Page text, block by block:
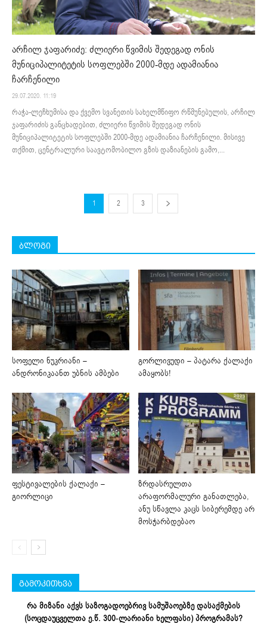
არჩილ ჯაფარიძე: ძლიერი წვიმის შედეგად ონის
მუნიციპალიტეტის სოფლებში 2000-მდე ადამიანია
ჩარჩენილი
29.07.2020. 11:19
რაჭა-ლეჩხუმისა და ქვემო სვანეთის სახელმწიფო რწმუნებულის, არჩილ
ჯაფარიძის განცხადებით, ძლიერი წვიმის შედეგად ონის
მუნიციპალიტეტის სოფლებში 2000-მდე ადამიანია ჩარჩენილი. მისივე
თქმით, ცენტრალური საავტომობილო გზის დაზიანების გამო,...
1 2 3
ბლოგი
სოფელი ნუკრიანი –
ანდრონიკაანთ უბნის ამბები
გორლივუდი – პატარა ქალაქი
ამაყობს!
ფესტივალების ქალაქი –
გიორლიცი
ზრდასრულთა
არაფორმალური განათლება,
ანუ სწავლა კაცს სიბერემდე არ
მოსჭარბდებაო
გამოკითხვა
რა მიზანი აქვს საზოგადოებრივ სამუშაოებზე დასაქმების
(სოცდაუცველთა ე.წ. 300-ლარიანი ხელფასი) პროგრამას?